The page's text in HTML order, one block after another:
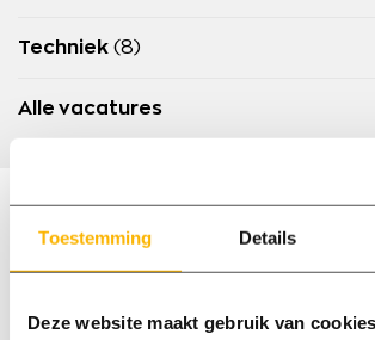
Toestemming Details
Deze website maakt gebruik van cookies
Techniek (8)
Alle vacatures